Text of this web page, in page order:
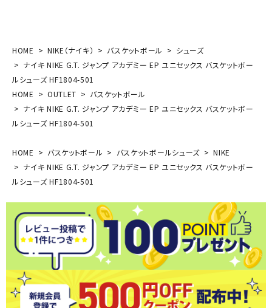
HOME NIKE（ナイキ） バスケットボール
シューズ
ナイキ NIKE G.T. ジャンプ アカデミー EP ユニセックス バスケットボー
ルシューズ HF1804-501
HOME
OUTLET
バスケットボール
ナイキ NIKE G.T. ジャンプ アカデミー EP ユニセックス バスケットボー
ルシューズ HF1804-501
HOME バスケットボール バスケットボールシューズ
NIKE
ナイキ NIKE G.T. ジャンプ アカデミー EP ユニセックス バスケットボー
ルシューズ HF1804-501